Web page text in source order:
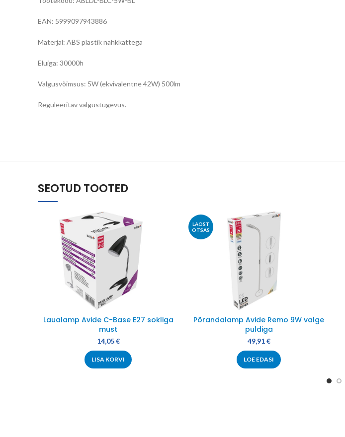
EAN: 5999097943886
Materjal: ABS plastik nahkkattega
Eluiga: 30000h
Valgusvõimsus: 5W (ekvivalentne 42W) 500lm
Reguleeritav valgustugevus.
SEOTUD TOOTED
Laualamp Avide C-Base E27 sokliga
must
14,05€
LISA KORVI
LAOST
OTSAS
Põrandalamp Avide Remo 9W valge
puldiga
49,91€
LOE EDASI